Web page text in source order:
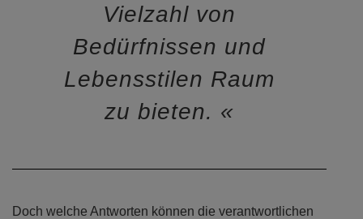
Vielzahl von
Bedürfnissen und
Lebensstilen Raum
zu bieten.
Doch welche Antworten können die verantwortlichen